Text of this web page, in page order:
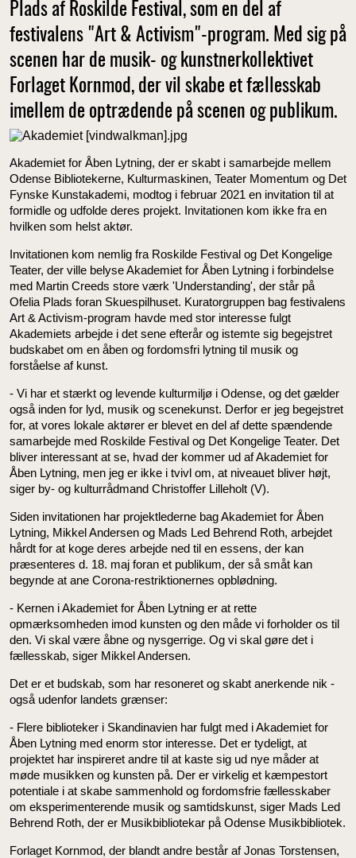
Plads af Roskilde Festival, som en del af
festivalens "Art & Activism"-program. Med sig på
scenen har de musik- og kunstnerkollektivet
Forlaget Kornmod, der vil skabe et fællesskab
imellem de optrædende på scenen og publikum.
Akademiet for Åben Lytning, der er skabt i samarbejde mellem
Odense Bibliotekerne, Kulturmaskinen, Teater Momentum og Det
Fynske Kunstakademi, modtog i februar 2021 en invitation til at
formidle og udfolde deres projekt. Invitationen kom ikke fra en
hvilken som helst aktør.
Invitationen kom nemlig fra Roskilde Festival og Det Kongelige
Teater, der ville belyse Akademiet for Åben Lytning i forbindelse
med Martin Creeds store værk 'Understanding', der står på
Ofelia Plads foran Skuespilhuset. Kuratorgruppen bag festivalens
Art & Activism-program havde med stor interesse fulgt
Akademiets arbejde i det sene efterår og istemte sig begejstret
budskabet om en åben og fordomsfri lytning til musik og
forståelse af kunst.
- Vi har et stærkt og levende kulturmiljø i Odense, og det gælder
også inden for lyd, musik og scenekunst. Derfor er jeg begejstret
for, at vores lokale aktører er blevet en del af dette spændende
samarbejde med Roskilde Festival og Det Kongelige Teater. Det
bliver interessant at se, hvad der kommer ud af Akademiet for
Åben Lytning, men jeg er ikke i tvivl om, at niveauet bliver højt,
siger by- og kulturrådmand Christoffer Lilleholt (V).
Siden invitationen har projektlederne bag Akademiet for Åben
Lytning, Mikkel Andersen og Mads Led Behrend Roth, arbejdet
hårdt for at koge deres arbejde ned til en essens, der kan
præsenteres d. 18. maj foran et publikum, der så småt kan
begynde at ane Corona-restriktionernes opblødning.
- Kernen i Akademiet for Åben Lytning er at rette
opmærksomheden imod kunsten og den måde vi forholder os til
den. Vi skal være åbne og nysgerrige. Og vi skal gøre det i
fællesskab, siger Mikkel Andersen.
Det er et budskab, som har resoneret og skabt anerkende nik -
også udenfor landets grænser:
- Flere biblioteker i Skandinavien har fulgt med i Akademiet for
Åben Lytning med enorm stor interesse. Det er tydeligt, at
projektet har inspireret andre til at kaste sig ud nye måder at
møde musikken og kunsten på. Der er virkelig et kæmpestort
potentiale i at skabe sammenhold og fordomsfrie fællesskaber
om eksperimenterende musik og samtidskunst, siger Mads Led
Behrend Roth, der er Musikbibliotekar på Odense Musikbibliotek.
Forlaget Kornmod, der blandt andre består af Jonas Torstensen,